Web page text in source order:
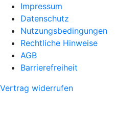
Impressum
Datenschutz
Nutzungsbedingungen
Rechtliche Hinweise
AGB
Barrierefreiheit
Vertrag widerrufen